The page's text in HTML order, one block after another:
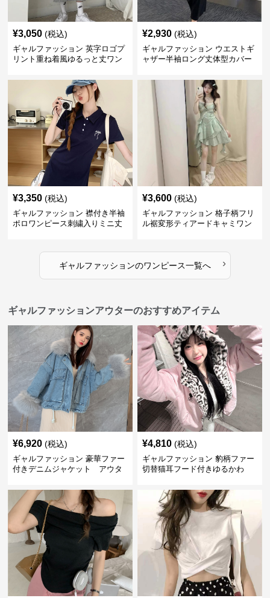
¥3,050 (税込)
ギャルファッション 英字ロゴプ
リント重ね着風ゆるっと丈ワン
¥2,930 (税込)
ギャルファッション ウエストギ
ャザー半袖ロング丈体型カバー
¥3,350 (税込)
ギャルファッション 襟付き半袖
ポロワンピース刺繍入りミニ丈
¥3,600 (税込)
ギャルファッション 格子柄フリ
ル裾変形ティアードキャミワン
ギャルファッションのワンピース一覧へ ›
ギャルファッションアウターのおすすめアイテム
¥6,920 (税込)
ギャルファッション 豪華ファー
付きデニムジャケット アウタ
¥4,810 (税込)
ギャルファッション 豹柄ファー
切替猫耳フード付きゆるかわ